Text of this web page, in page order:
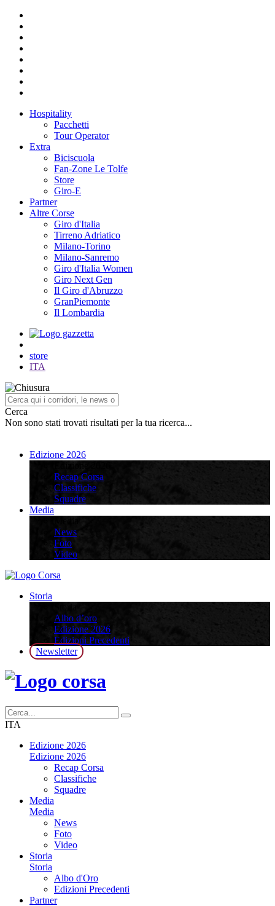
Hospitality
Pacchetti
Tour Operator
Extra
Biciscuola
Fan-Zone Le Tolfe
Store
Giro-E
Partner
Altre Corse
Giro d'Italia
Tirreno Adriatico
Milano-Torino
Milano-Sanremo
Giro d'Italia Women
Giro Next Gen
Il Giro d'Abruzzo
GranPiemonte
Il Lombardia
store
ITA
Cerca
Non sono stati trovati risultati per la tua ricerca...
Edizione 2026
Recap Corsa
Classifiche
Squadre
Media
News
Foto
Video
Storia
Albo d’oro
Edizione 2026
Edizioni Precedenti
Newsletter
ITA
Edizione 2026
Edizione 2026
Recap Corsa
Classifiche
Squadre
Media
Media
News
Foto
Video
Storia
Storia
Albo d'Oro
Edizioni Precedenti
Partner